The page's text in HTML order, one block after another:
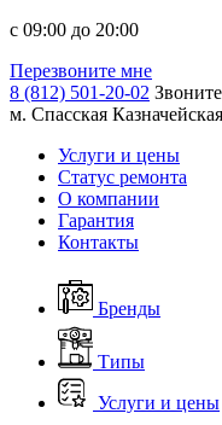
c 09:00 до 20:00
Перезвоните мне
8 (812) 501-20-02
м. Спасская
Услуги и цены
Статус ремонта
О компании
Гарантия
Контакты
Бренды
Типы
Услуги и цены